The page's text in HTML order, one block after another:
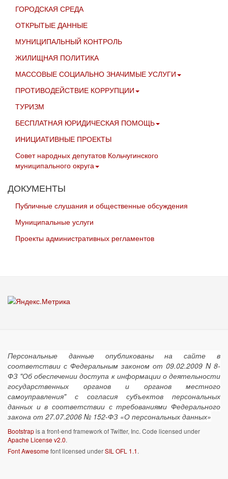
ГОРОДСКАЯ СРЕДА
ОТКРЫТЫЕ ДАННЫЕ
МУНИЦИПАЛЬНЫЙ КОНТРОЛЬ
ЖИЛИЩНАЯ ПОЛИТИКА
МАССОВЫЕ СОЦИАЛЬНО ЗНАЧИМЫЕ УСЛУГИ
ПРОТИВОДЕЙСТВИЕ КОРРУПЦИИ
ТУРИЗМ
БЕСПЛАТНАЯ ЮРИДИЧЕСКАЯ ПОМОЩЬ
ИНИЦИАТИВНЫЕ ПРОЕКТЫ
Совет народных депутатов Кольчугинского
муниципального округа
ДОКУМЕНТЫ
Публичные слушания и общественные обсуждения
Муниципальные услуги
Проекты административных регламентов
Персональные данные опубликованы на сайте в
соответствии с Федеральным законом от 09.02.2009 N 8-
ФЗ "Об обеспечении доступа к информации о деятельности
государственных органов и органов местного
самоуправления" с согласия субъектов персональных
данных и в соответствии с требованиями Федерального
закона от 27.07.2006 № 152-ФЗ «О персональных данных»
Bootstrapis a front-end framework of Twitter, Inc. Code licensed under
Apache License v2.0.
Font Awesomefont licensed underSIL OFL 1.1.